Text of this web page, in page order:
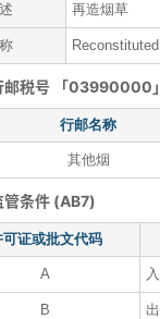
再造烟草
邮税号 「03990000」
行邮名称
其他烟
管条件 (AB7)
可证或批文代码
A
B